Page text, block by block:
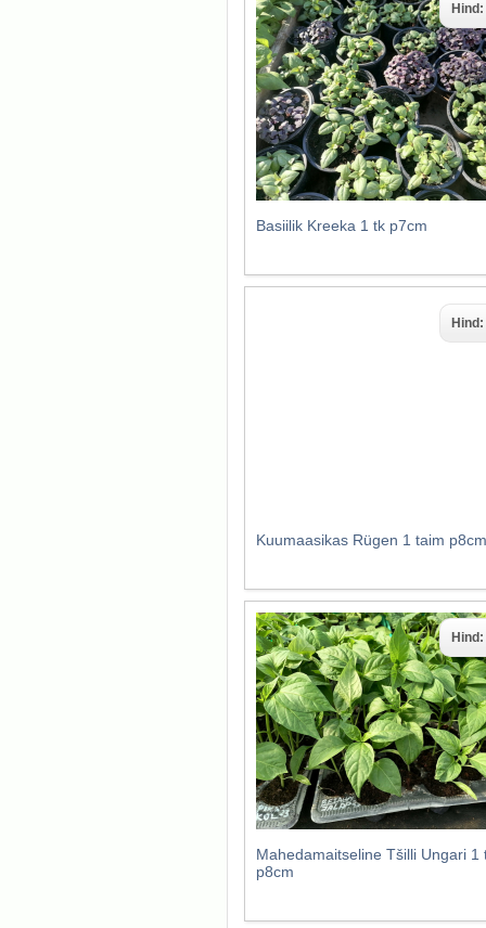
Basiilik Kreeka 1 tk p7cm
Hind:
Kuumaasikas Rügen 1 taim p8cm
Hind:
Mahedamaitseline Tšilli Ungari 1
p8cm
Hind: